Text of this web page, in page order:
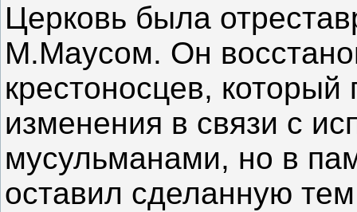
Церковь была
М.Маусом. Он
крестоносцев,
изменения в связи с
мусульманами, но в
оставил сделанную